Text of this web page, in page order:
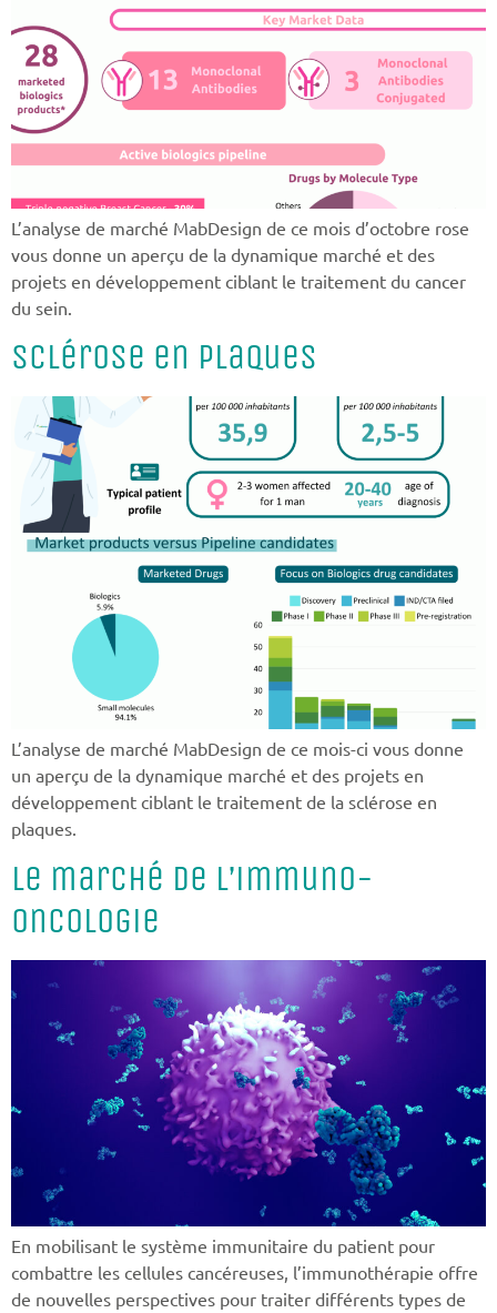
L’analyse de marché MabDesign de ce mois d’octobre rose
vous donne un aperçu de la dynamique marché et des
projets en développement ciblant le traitement du cancer
du sein.
Sclérose en plaques
L’analyse de marché MabDesign de ce mois-ci vous donne
un aperçu de la dynamique marché et des projets en
développement ciblant le traitement de la sclérose en
plaques.
Le marché de l’immuno-
oncologie
En mobilisant le système immunitaire du patient pour
combattre les cellules cancéreuses, l’immunothérapie offre
de nouvelles perspectives pour traiter différents types de